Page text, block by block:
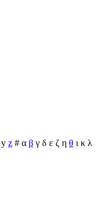
y z # α β γ δ ε ζ η θ ι κ λ